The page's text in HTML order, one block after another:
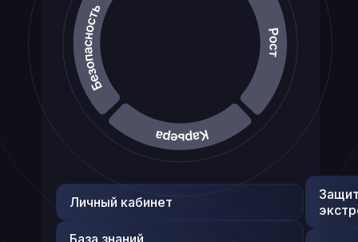
Личный кабинет
База знаний